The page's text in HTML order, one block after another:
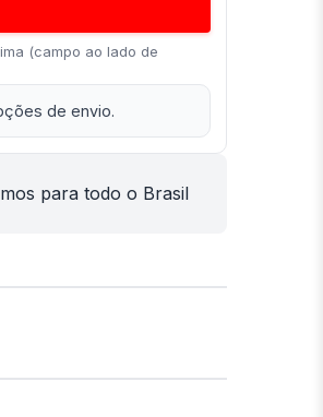
(campo ao lado de
de envio.
para todo o Brasil